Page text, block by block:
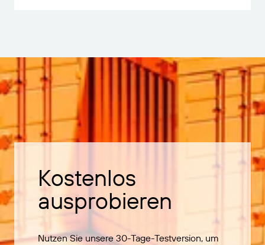
Kostenlos
ausprobieren
Nutzen Sie unsere 30-Tage-Testversion, um